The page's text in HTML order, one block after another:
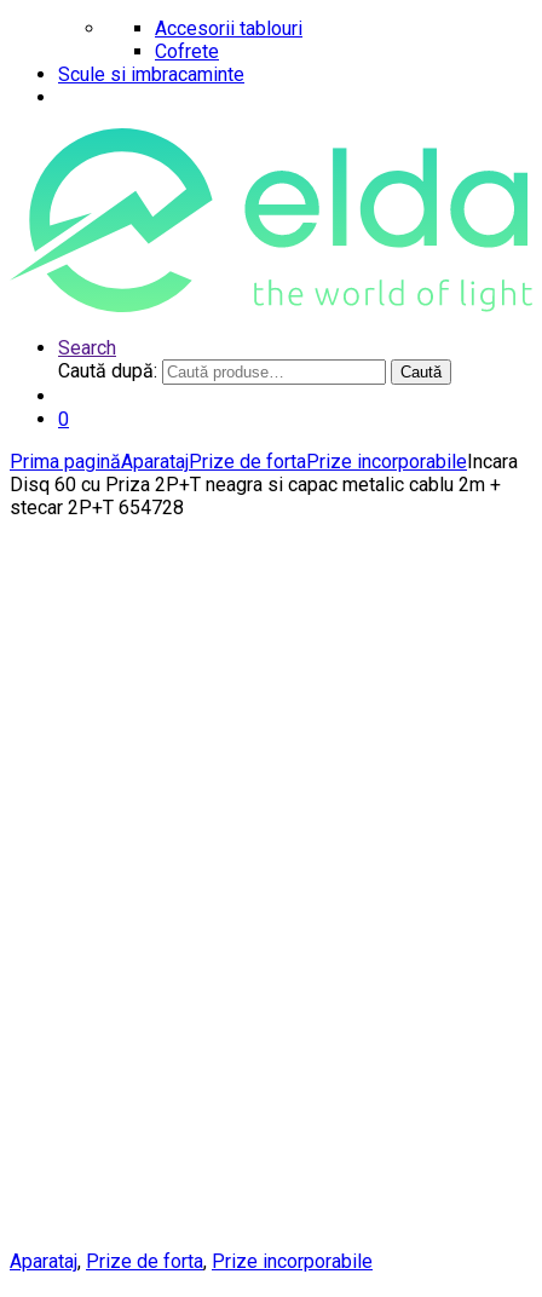
Accesorii tablouri
Cofrete
Scule si imbracaminte
Search
Caută după:
Caută
0
Prima paginăAparatajPrize de fortaPrize incorporabileIncara
Disq 60 cu Priza 2P+T neagra si capac metalic cablu 2m +
stecar 2P+T 654728
Aparataj, Prize de forta, Prize incorporabile